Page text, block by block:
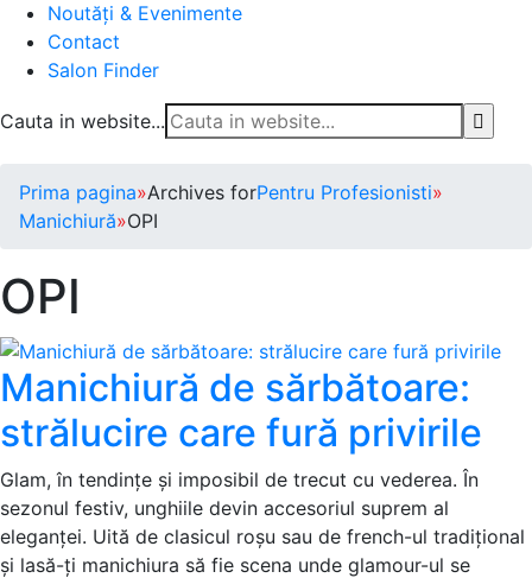
Noutăți & Evenimente
Contact
Salon Finder
Cauta in website...
Prima pagina»Archives forPentru Profesionisti»
Manichiură»OPI
OPI
Manichiură de sărbătoare:
strălucire care fură privirile
Glam, în tendințe și imposibil de trecut cu vederea. În
sezonul festiv, unghiile devin accesoriul suprem al
eleganței. Uită de clasicul roșu sau de french-ul tradițional
și lasă-ți manichiura să fie scena unde glamour-ul se